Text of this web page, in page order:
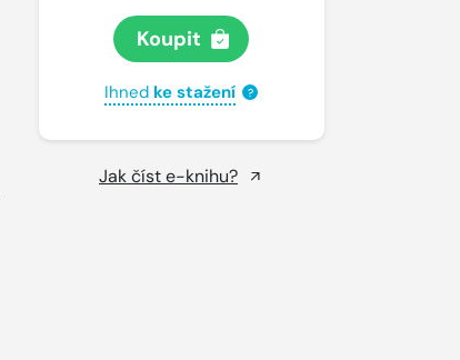
Koupit
Ihned ke stažení ?
Jak číst e-knihu?